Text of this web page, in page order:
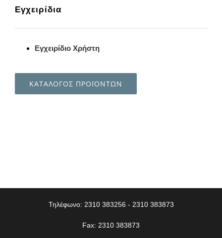
Εγχειρίδια
Εγχειρίδιο Χρήστη
ΚΑΤΑΛΟΓΟΣ ΠΡΟΪΟΝΤΩΝ
Τηλέφωνο: 2310 383256 - 2310 383873
Fax: 2310 383873